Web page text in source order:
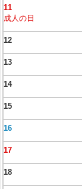
11
成人の日
12
13
14
15
16
17
18